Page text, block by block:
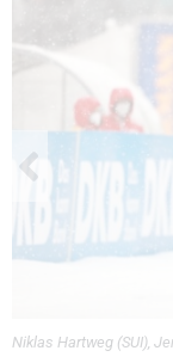
Niklas Hartweg (SUI),